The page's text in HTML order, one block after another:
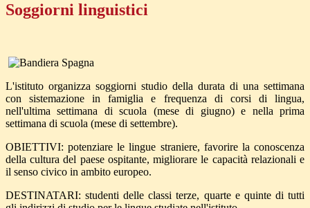
Soggiorni linguistici
L'istituto organizza soggiorni studio della durata di una settimana
con sistemazione in famiglia e frequenza di corsi di lingua,
nell'ultima settimana di scuola (mese di giugno) e nella prima
settimana di scuola (mese di settembre).
OBIETTIVI: potenziare le lingue straniere, favorire la conoscenza
della cultura del paese ospitante, migliorare le capacità relazionali e
il senso civico in ambito europeo.
DESTINATARI: studenti delle classi terze, quarte e quinte di tutti